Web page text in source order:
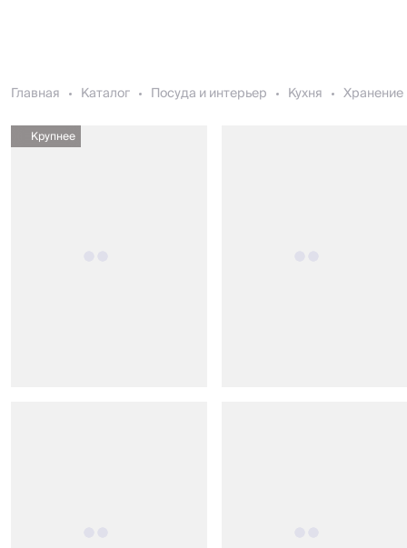
Главная Каталог Посуда и интерьер Кухня Хранение
Крупнее